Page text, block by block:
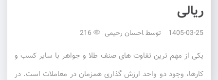
ریالی
1405-03-25 توسط احسان رحیمی
یکی از مهم ترین تفاوت های صنف طلا و جواهر با سایر کسب و
کارها، وجود دو واحد ارزش گذاری همزمان در معاملات است. در